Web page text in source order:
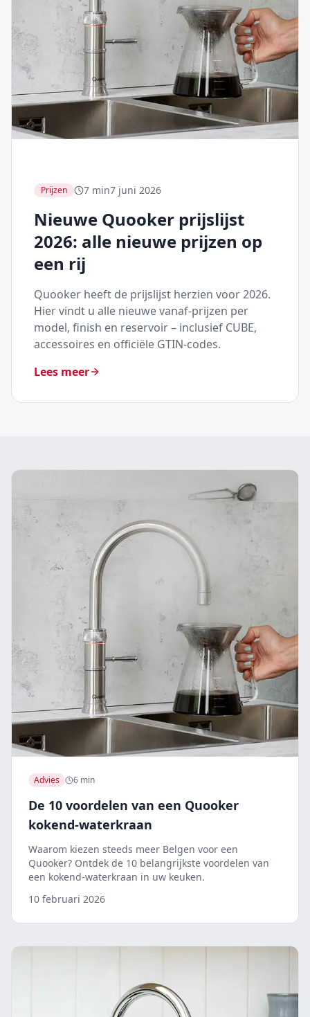
Prijzen 7 min7 juni 2026
Nieuwe Quooker prijslijst
2026: alle nieuwe prijzen op
een rij
Quooker heeft de prijslijst herzien voor 2026.
Hier vindt u alle nieuwe vanaf-prijzen per
model, finish en reservoir – inclusief CUBE,
accessoires en officiële GTIN-codes.
Lees meer
Advies 6 min
De 10 voordelen van een Quooker
kokend-waterkraan
Waarom kiezen steeds meer Belgen voor een
Quooker? Ontdek de 10 belangrijkste voordelen van
een kokend-waterkraan in uw keuken.
10 februari 2026